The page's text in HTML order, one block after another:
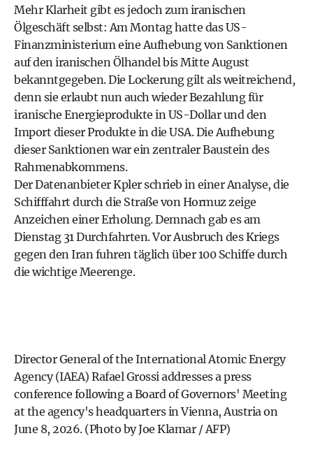
Mehr Klarheit gibt es jedoch zum iranischen
Ölgeschäft selbst: Am Montag hatte das US-
Finanzministerium eine Aufhebung von Sanktionen
auf den iranischen Ölhandel bis Mitte August
bekanntgegeben. Die Lockerung gilt als weitreichend,
denn sie erlaubt nun auch wieder Bezahlung für
iranische Energieprodukte in US-Dollar und den
Import dieser Produkte in die USA. Die Aufhebung
dieser Sanktionen war ein zentraler Baustein des
Rahmenabkommens.
Der Datenanbieter Kpler schrieb in einer Analyse, die
Schifffahrt durch die Straße von Hormuz zeige
Anzeichen einer Erholung. Demnach gab es am
Dienstag 31 Durchfahrten. Vor Ausbruch des Kriegs
gegen den Iran fuhren täglich über 100 Schiffe durch
die wichtige Meerenge.
Director General of the International Atomic Energy
Agency (IAEA) Rafael Grossi addresses a press
conference following a Board of Governors' Meeting
at the agency's headquarters in Vienna, Austria on
June 8, 2026. (Photo by Joe Klamar / AFP)